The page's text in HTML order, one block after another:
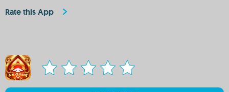
Rate this App